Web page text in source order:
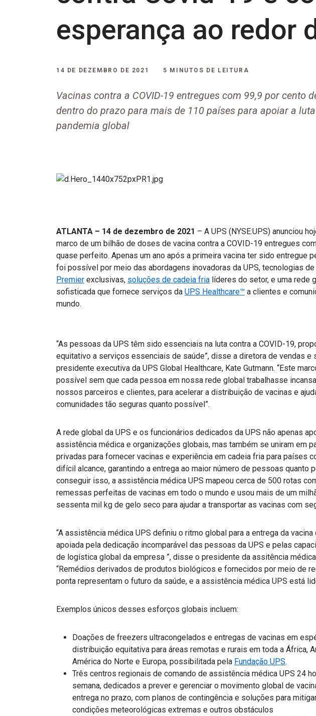
esperança ao redor
14 DE DEZEMBRO DE 2021 5 MINUTOS DE LEITURA
Vacinas contra a COVID-19 entregues com 99,9 por cento
dentro do prazo para mais de 110 países para apoiar a
pandemia global
ATLANTA – 14 de dezembro de 2021 – A UPS (NYSE:UPS) anunciou
marco de um bilhão de doses de vacina contra a COVID-19 entregues
quase perfeito. Apenas um ano após a primeira vacina ter sido entregue
foi possível por meio das abordagens inovadoras da UPS, tecnologias
Premier exclusivas, soluções de cadeia fria líderes do setor, e uma rede
sofisticada que fornece serviços da UPS Healthcare™ a clientes e
mundo.
“As pessoas da UPS têm sido essenciais na luta contra a COVID-19,
equitativo a serviços essenciais de saúde”, disse a diretora de vendas e
presidente executiva da UPS Global Healthcare, Kate Gutmann. “Este
possível sem que cada pessoa em nossa rede global trabalhasse
nossos parceiros e clientes, para acelerar a distribuição de vacinas e
comunidades tão seguras quanto possível”.
A rede global da UPS e os funcionários dedicados da UPS não apenas
assistência médica e organizações globais, mas também se uniram em
privadas para fornecer vacinas e experiência em cadeia fria para países
difícil alcance, garantindo a entrega ao maior número de pessoas quanto
conseguir isso, a assistência médica UPS mapeou cerca de 500 rotas
remessas perfeitas de vacinas em todo o mundo e usou mais de um
sessenta mil kg de gelo seco para ajudar a transportar as vacinas com
“A assistência médica UPS definiu o ritmo global para a entrega da vacina
apoiada pela dedicação incomparável das pessoas da UPS e pelas
de logística global da empresa ”, disse o presidente da assitência médica
“Remédios derivados de produtos biológicos e fornecidos por meio de
ponta representam o futuro da saúde, e a assistência médica UPS está
Exemplos únicos desses esforços globais incluem:
Doações de freezers ultracongelados e entregas de vacinas em
distribuição equitativa para áreas remotas e rurais em toda a África,
América do Norte e Europa, possibilitada pela Fundação UPS.
Três centros regionais de comando de assistência médica UPS 24
semana, dedicados a prever e gerenciar o movimento global de
entrega no prazo, com planos de contingência e soluções para
condições meteorológicas extremas e outros obstáculos